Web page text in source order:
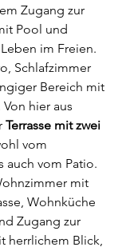
Zugang zur
Pool und
im Freien.
Schlafzimmer
Bereich mit
hier aus
Terrasse mit zwei
vom
auch vom Patio.
mit
Wohnküche
Zugang zur
herrlichem Blick,